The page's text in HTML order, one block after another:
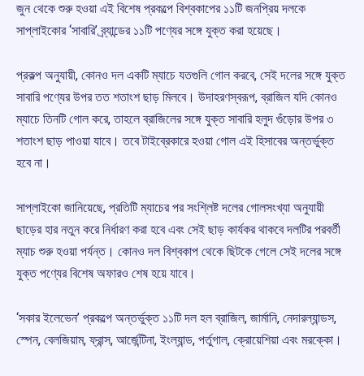
জুন থেকে শুরু হওয়া এই বিশেষ প্রকল্পে বিশ্বকাপের ১১টি জনপ্রিয় দলকে
সাপ্লাইকোর ‘সাবারি’ ব্র্যান্ডের ১১টি পণ্যের সঙ্গে যুক্ত করা হয়েছে।
প্রকল্প অনুযায়ী, কোনও দল একটি ম্যাচে যতগুলি গোল করবে, সেই দলের সঙ্গে যুক্ত
সাবারি পণ্যের উপর তত শতাংশ ছাড় মিলবে। উদাহরণস্বরূপ, ব্রাজিল যদি কোনও
ম্যাচে তিনটি গোল করে, তাহলে ব্রাজিলের সঙ্গে যুক্ত সাবারি হলুদ গুঁড়োর উপর ৩
শতাংশ ছাড় পাওয়া যাবে। তবে টাইব্রেকারে হওয়া গোল এই হিসাবের অন্তর্ভুক্ত
হবে না।
সাপ্লাইকো জানিয়েছে, প্রতিটি ম্যাচের পর সংশ্লিষ্ট দলের গোলসংখ্যা অনুযায়ী
ছাড়ের হার নতুন করে নির্ধারণ করা হবে এবং সেই ছাড় কার্যকর থাকবে দলটির পরবর্তী
ম্যাচ শুরু হওয়া পর্যন্ত। কোনও দল বিশ্বকাপ থেকে ছিটকে গেলে সেই দলের সঙ্গে
যুক্ত পণ্যের বিশেষ অফারও শেষ হয়ে যাবে।
‘সকার ইলেভেন’ প্রকল্পে অন্তর্ভুক্ত ১১টি দল হল ব্রাজিল, জার্মানি, নেদারল্যান্ডস,
স্পেন, বেলজিয়াম, ফ্রান্স, আর্জেন্টিনা, ইংল্যান্ড, পর্তুগাল, ক্রোয়েশিয়া এবং মরক্কো।